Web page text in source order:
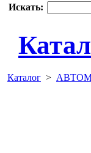
Искать:
Каталог >